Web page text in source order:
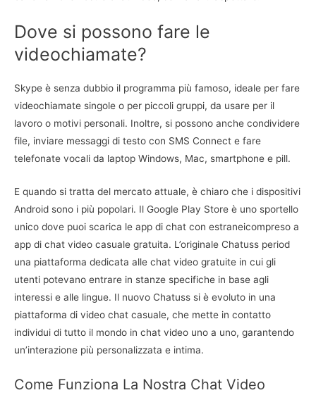
Dove si possono fare le
videochiamate?
Skype è senza dubbio il programma più famoso, ideale per fare
videochiamate singole o per piccoli gruppi, da usare per il
lavoro o motivi personali. Inoltre, si possono anche condividere
file, inviare messaggi di testo con SMS Connect e fare
telefonate vocali da laptop Windows, Mac, smartphone e pill.
E quando si tratta del mercato attuale, è chiaro che i dispositivi
Android sono i più popolari. Il Google Play Store è uno sportello
unico dove puoi scarica le app di chat con estraneicompreso a
app di chat video casuale gratuita. L’originale Chatuss period
una piattaforma dedicata alle chat video gratuite in cui gli
utenti potevano entrare in stanze specifiche in base agli
interessi e alle lingue. Il nuovo Chatuss si è evoluto in una
piattaforma di video chat casuale, che mette in contatto
individui di tutto il mondo in chat video uno a uno, garantendo
un’interazione più personalizzata e intima.
Come Funziona La Nostra Chat Video